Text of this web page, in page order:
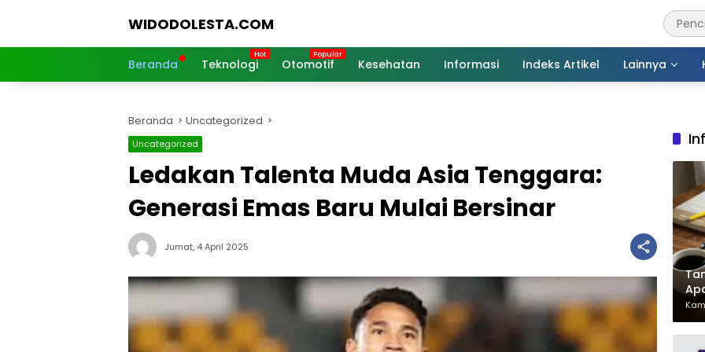
WIDODOLESTA.COM
dan
Terkini
Beranda Teknologi Otomotif Kesehatan Informasi Indeks Artikel Lainnya
Beranda Uncategorized
Uncategorized
Ledakan Talenta Muda Asia Tenggara:
Generasi Emas Baru Mulai Bersinar
Jumat, 4 April 2025